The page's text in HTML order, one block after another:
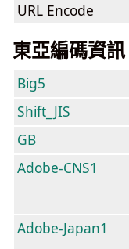
URL Encode
東亞編碼資訊
Big5
Shift_JIS
GB
Adobe-CNS1
Adobe-Japan1